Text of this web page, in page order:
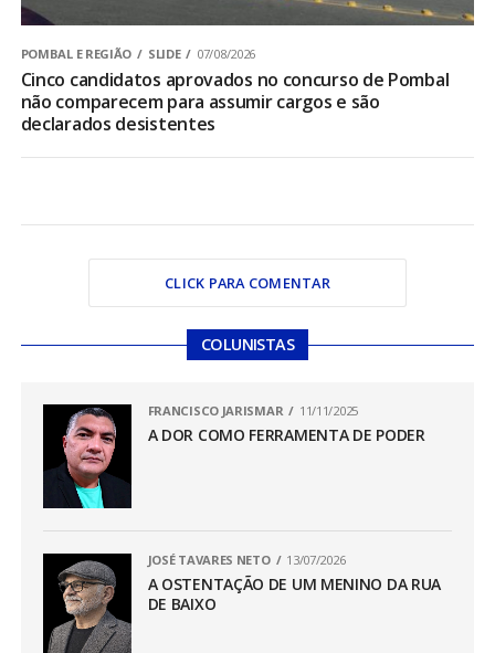
POMBAL E REGIÃO SLIDE 07/08/2026
Cinco candidatos aprovados no concurso de Pombal
não comparecem para assumir cargos e são
declarados desistentes
CLICK PARA COMENTAR
COLUNISTAS
FRANCISCO JARISMAR 11/11/2025
A DOR COMO FERRAMENTA DE PODER
JOSÉ TAVARES NETO 13/07/2026
A OSTENTAÇÃO DE UM MENINO DA RUA
DE BAIXO